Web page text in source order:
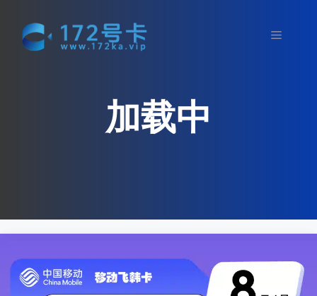
菜
加载中